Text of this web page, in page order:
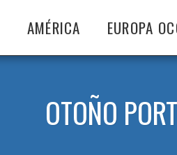
AMÉRICA EUROPA
OTOÑO